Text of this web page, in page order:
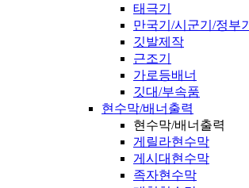
태극기
만국기/시군기/정부기
깃발제작
근조기
가로등배너
깃대/부속품
현수막/배너출력
현수막/배너출력
게릴라현수막
게시대현수막
족자현수막